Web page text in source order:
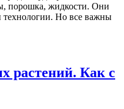
порошка, жидкости. Они
технологии. Но все важны
растений. Как с